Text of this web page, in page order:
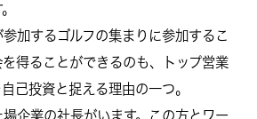
加するゴルフの集まりに参加するこ
得ることができるのも、トップ営業
己投資と捉える理由の一つ。